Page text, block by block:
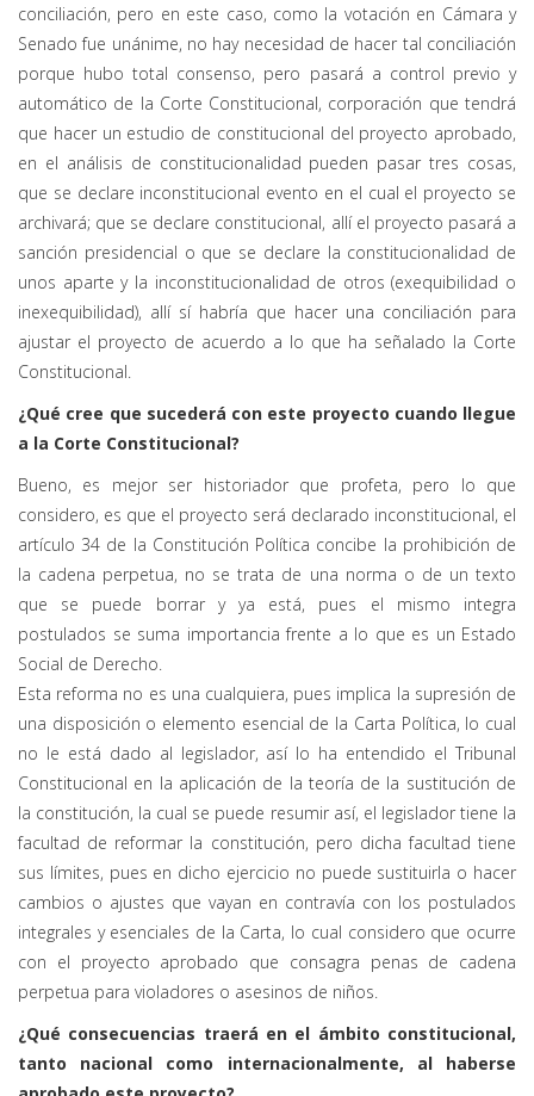
conciliación, pero en este caso, como la votación en Cámara y
Senado fue unánime, no hay necesidad de hacer tal conciliación
porque hubo total consenso, pero pasará a control previo y
automático de la Corte Constitucional, corporación que tendrá
que hacer un estudio de constitucional del proyecto aprobado,
en el análisis de constitucionalidad pueden pasar tres cosas,
que se declare inconstitucional evento en el cual el proyecto se
archivará; que se declare constitucional, allí el proyecto pasará a
sanción presidencial o que se declare la constitucionalidad de
unos aparte y la inconstitucionalidad de otros (exequibilidad o
inexequibilidad), allí sí habría que hacer una conciliación para
ajustar el proyecto de acuerdo a lo que ha señalado la Corte
Constitucional.
¿Qué cree que sucederá con este proyecto cuando llegue
a la Corte Constitucional?
Bueno, es mejor ser historiador que profeta, pero lo que
considero, es que el proyecto será declarado inconstitucional, el
artículo 34 de la Constitución Política concibe la prohibición de
la cadena perpetua, no se trata de una norma o de un texto
que se puede borrar y ya está, pues el mismo integra
postulados se suma importancia frente a lo que es un Estado
Social de Derecho.
Esta reforma no es una cualquiera, pues implica la supresión de
una disposición o elemento esencial de la Carta Política, lo cual
no le está dado al legislador, así lo ha entendido el Tribunal
Constitucional en la aplicación de la teoría de la sustitución de
la constitución, la cual se puede resumir así, el legislador tiene la
facultad de reformar la constitución, pero dicha facultad tiene
sus límites, pues en dicho ejercicio no puede sustituirla o hacer
cambios o ajustes que vayan en contravía con los postulados
integrales y esenciales de la Carta, lo cual considero que ocurre
con el proyecto aprobado que consagra penas de cadena
perpetua para violadores o asesinos de niños.
¿Qué consecuencias traerá en el ámbito constitucional,
tanto nacional como internacionalmente, al haberse